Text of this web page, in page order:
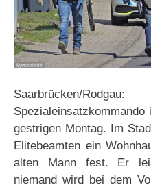
Saarbrücken/
gestrigen Montag. Im
Elitebeamten ein
alten Mann fest. Er
niemand wird bei dem